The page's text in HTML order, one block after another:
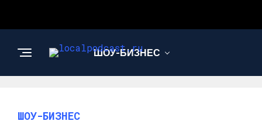
ШОУ-БИЗНЕС
ШОУ-БИЗНЕС